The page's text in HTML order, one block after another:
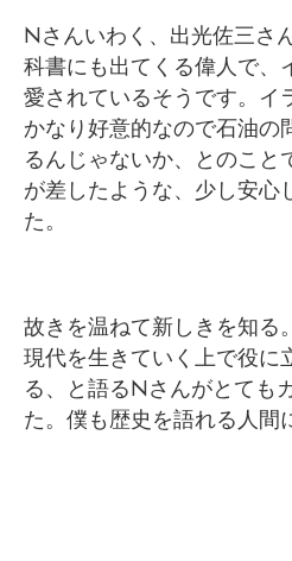
Nさんいわく、出光佐三さ
科書にも出てくる偉人で、
愛されているそうです。イ
かなり好意的なので石油の
るんじゃないか、とのこと
が差したような、少し安心
た。
故きを温ねて新しきを知る
現代を生きていく上で役に
る、と語るNさんがとても
た。僕も歴史を語れる人間